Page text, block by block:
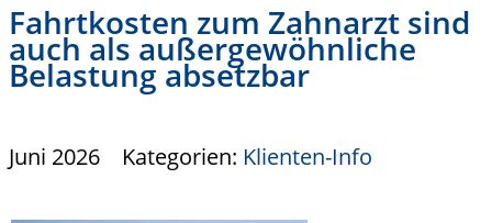
Fahrtkosten zum Zahnarzt sind
auch als außergewöhnliche
Belastung absetzbar
Juni 2026 Kategorien: Klienten-Info